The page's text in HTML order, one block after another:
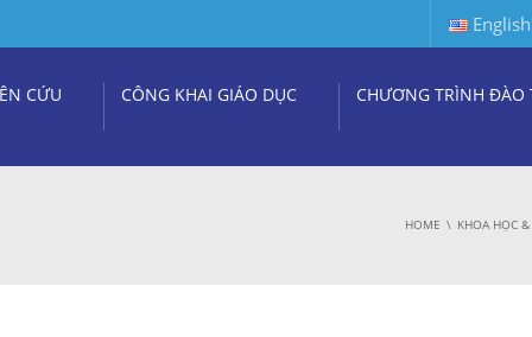
English
CỨU CÔNG KHAI GIÁO DỤC CHƯƠNG TRÌNH ĐÀO
HOME KHOA HỌC